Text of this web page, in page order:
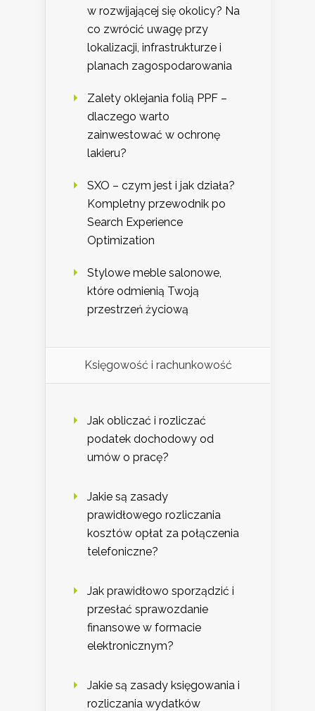
w rozwijającej się okolicy? Na
co zwrócić uwagę przy
lokalizacji, infrastrukturze i
planach zagospodarowania
Zalety oklejania folią PPF –
dlaczego warto
zainwestować w ochronę
lakieru?
SXO – czym jest i jak działa?
Kompletny przewodnik po
Search Experience
Optimization
Stylowe meble salonowe,
które odmienią Twoją
przestrzeń życiową
Księgowość i rachunkowość
Jak obliczać i rozliczać
podatek dochodowy od
umów o pracę?
Jakie są zasady
prawidłowego rozliczania
kosztów opłat za połączenia
telefoniczne?
Jak prawidłowo sporządzić i
przesłać sprawozdanie
finansowe w formacie
elektronicznym?
Jakie są zasady księgowania i
rozliczania wydatków